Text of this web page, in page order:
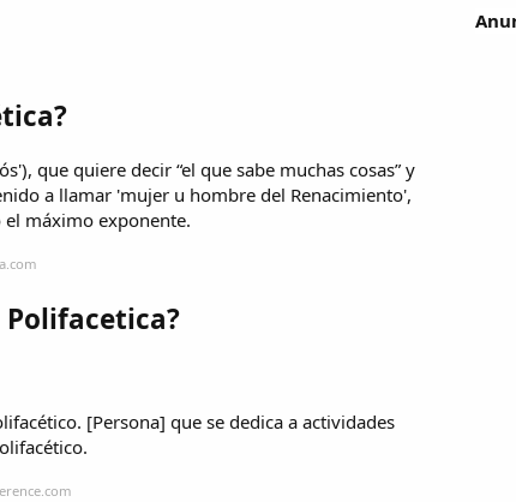
que quiere decir “el que sabe muchas cosas” y
a llamar 'mujer u hombre del Renacimiento',
máximo exponente.
[Persona] que se dedica a actividades